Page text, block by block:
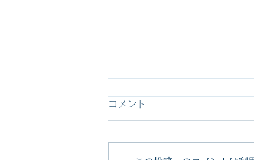
Happy New Year！
今年もどうぞよろしくお願い
コメント